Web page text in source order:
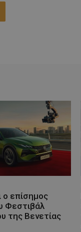
ο επίσημος
Φεστιβάλ
της Βενετίας